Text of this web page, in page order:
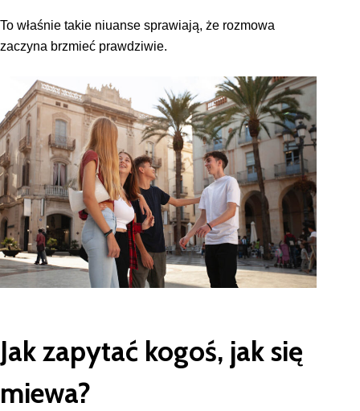
To właśnie takie niuanse sprawiają, że rozmowa
zaczyna brzmieć prawdziwie.
Jak zapytać kogoś, jak się
miewa?